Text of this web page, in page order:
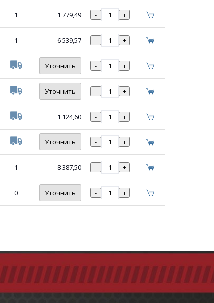
1 1 779,49 - +
1 6 539,57 - +
Уточнить - +
Уточнить - +
1 124,60 - +
Уточнить - +
1 8 387,50 - +
0 Уточнить - +